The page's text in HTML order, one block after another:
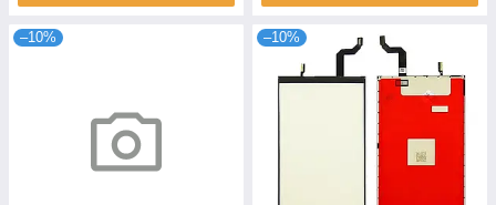
–10% –10%